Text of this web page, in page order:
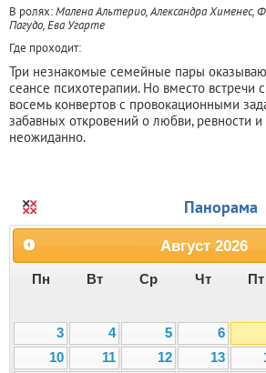
В ролях:Малена Альтерио, Александра Хименес,
Пагудо, Ева Угарте
Где проходит:
Три незнакомые семейные пары
сеансе психотерапии. Но вместо встречи
восемь конвертов с провокационными
забавных откровений о любви, ревности и
неожиданно.
Панорама
Август 2026
Пн Вт Ср Чт Пт
3
4 5 6
10
11 12 13